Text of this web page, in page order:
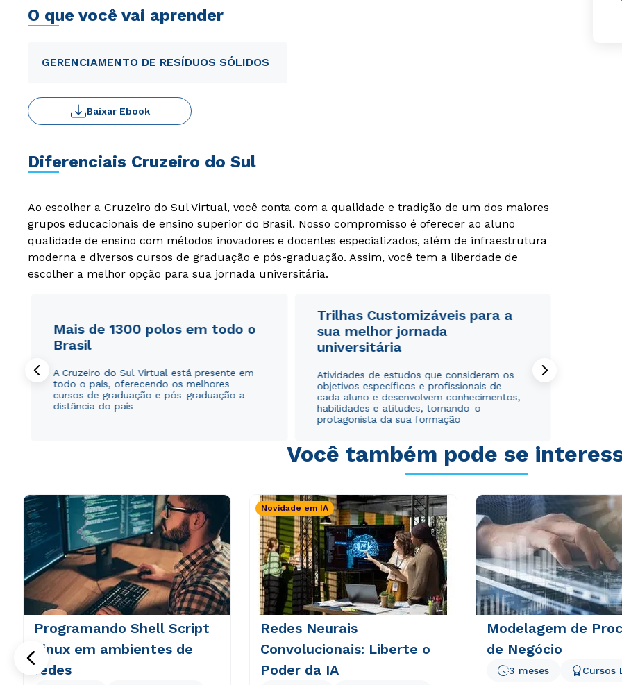
O que você vai aprender
GERENCIAMENTO DE RESÍDUOS SÓLIDOS
Baixar Ebook
Diferenciais Cruzeiro do Sul
Ao escolher a Cruzeiro do Sul Virtual, você conta com a qualidade e tradição de um dos maiores
grupos educacionais de ensino superior do Brasil. Nosso compromisso é oferecer ao aluno
qualidade de ensino com métodos inovadores e docentes especializados, além de infraestrutura
moderna e diversos cursos de graduação e pós-graduação. Assim, você tem a liberdade de
escolher a melhor opção para sua jornada universitária.
Mais de 1300 polos em todo o
Brasil
A Cruzeiro do Sul Virtual está presente em
todo o país, oferecendo os melhores
cursos de graduação e pós-graduação a
distância do país
Trilhas Customizáveis para a
sua melhor jornada
universitária
Atividades de estudos que consideram os
objetivos específicos e profissionais de
cada aluno e desenvolvem conhecimentos,
habilidades e atitudes, tornando-o
protagonista da sua formação
Você também pode se
Programando Shell Script
Linux em ambientes de
redes
Novidade em IA
Redes Neurais
Convolucionais: Liberte o
Poder da IA
Modelagem de
de Negócio
3 meses Cursos
WhatsApp
Estou de acordo com a Política de Privacidade.
autorizo que meus dados sejam utilizados para o
WhatsApp
Estou de acordo com a Política de Privacidade.
autorizo que meus dados sejam utilizados para o